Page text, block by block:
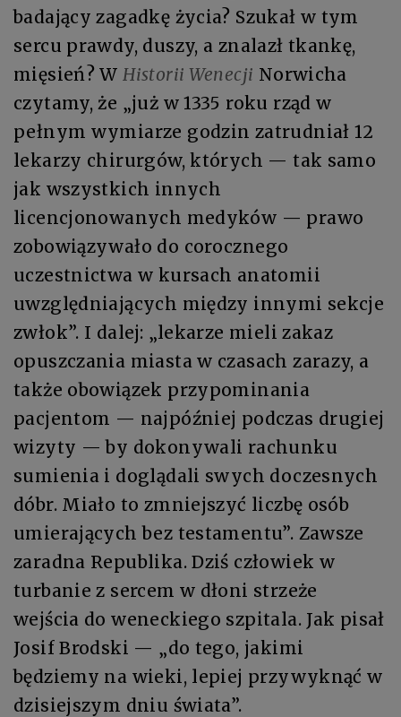
badający zagadkę życia? Szukał w tym
sercu prawdy, duszy, a znalazł tkankę,
mięsień? WHistorii Wenecji Norwicha
czytamy, że „już w 1335 roku rząd w
pełnym wymiarze godzin zatrudniał 12
lekarzy chirurgów, których — tak samo
jak wszystkich innych
licencjonowanych medyków — prawo
zobowiązywało do corocznego
uczestnictwa w kursach anatomii
uwzględniających między innymi sekcje
zwłok”. I dalej: „lekarze mieli zakaz
opuszczania miasta w czasach zarazy, a
także obowiązek przypominania
pacjentom — najpóźniej podczas drugiej
wizyty — by dokonywali rachunku
sumienia i doglądali swych doczesnych
dóbr. Miało to zmniejszyć liczbę osób
umierających bez testamentu”. Zawsze
zaradna Republika. Dziś człowiek w
turbanie z sercem w dłoni strzeże
wejścia do weneckiego szpitala. Jak pisał
Josif Brodski — „do tego, jakimi
będziemy na wieki, lepiej przywyknąć w
dzisiejszym dniu świata”.